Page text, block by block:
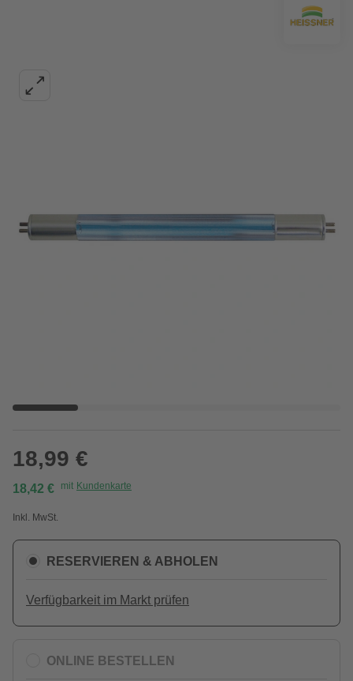
18,99 €
18,42 € mit Kundenkarte
Inkl. MwSt.
RESERVIEREN & ABHOLEN
Verfügbarkeit im Markt prüfen
ONLINE BESTELLEN